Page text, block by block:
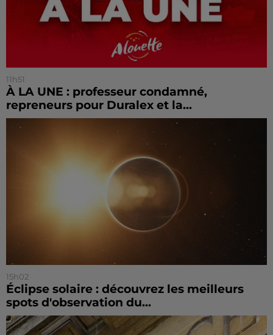
11h51
À LA UNE : professeur condamné,
repreneurs pour Duralex et la...
15h02
Éclipse solaire : découvrez les meilleurs
spots d'observation du...